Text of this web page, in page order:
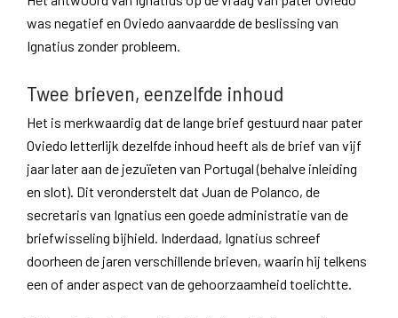
was negatief en Oviedo aanvaardde de beslissing van
Ignatius zonder probleem.
Twee brieven, eenzelfde inhoud
Het is merkwaardig dat de lange brief gestuurd naar pater
Oviedo letterlijk dezelfde inhoud heeft als de brief van vijf
jaar later aan de jezuïeten van Portugal (behalve inleiding
en slot). Dit veronderstelt dat Juan de Polanco, de
secretaris van Ignatius een goede administratie van de
briefwisseling bijhield. Inderdaad, Ignatius schreef
doorheen de jaren verschillende brieven, waarin hij telkens
een of ander aspect van de gehoorzaamheid toelichtte.